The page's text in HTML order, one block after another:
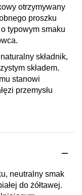
otrzymywany
proszku
typowym smaku
składnik,
składem.
stanowi
przemysłu
neutralny smak
do żółtawej.